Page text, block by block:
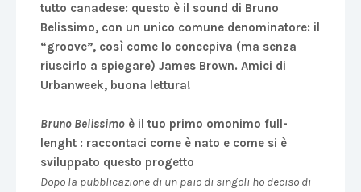
tutto canadese: questo è il sound di Bruno
Belissimo, con un unico comune denominatore: il
“groove”, così come lo concepiva (ma senza
riuscirlo a spiegare) James Brown. Amici di
Urbanweek, buona lettura!
Bruno Belissimo è il tuo primo omonimo full-
lenght : raccontaci come è nato e come si è
sviluppato questo progetto
Dopo la pubblicazione di un paio di singoli ho deciso di